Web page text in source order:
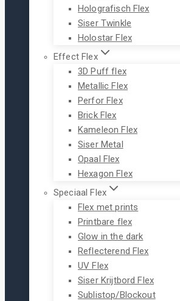
Holografisch Flex
Siser Twinkle
Holostar Flex
Effect Flex
3D Puff flex
Metallic Flex
Perfor Flex
Brick Flex
Kameleon Flex
Siser Metal
Opaal Flex
Hexagon Flex
Speciaal Flex
Flex met prints
Printbare flex
Glow in the dark
Reflecterend Flex
UV Flex
Siser Krijtbord Flex
Sublistop/Blockout